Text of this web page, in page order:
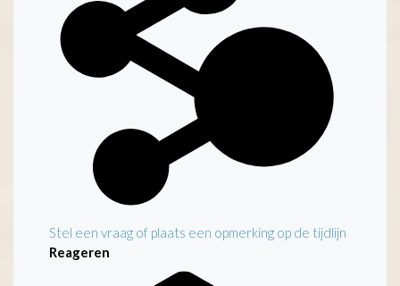
Kenmerken
Stel een vraag of plaats een opmerking op de tijdlijn
Reageren